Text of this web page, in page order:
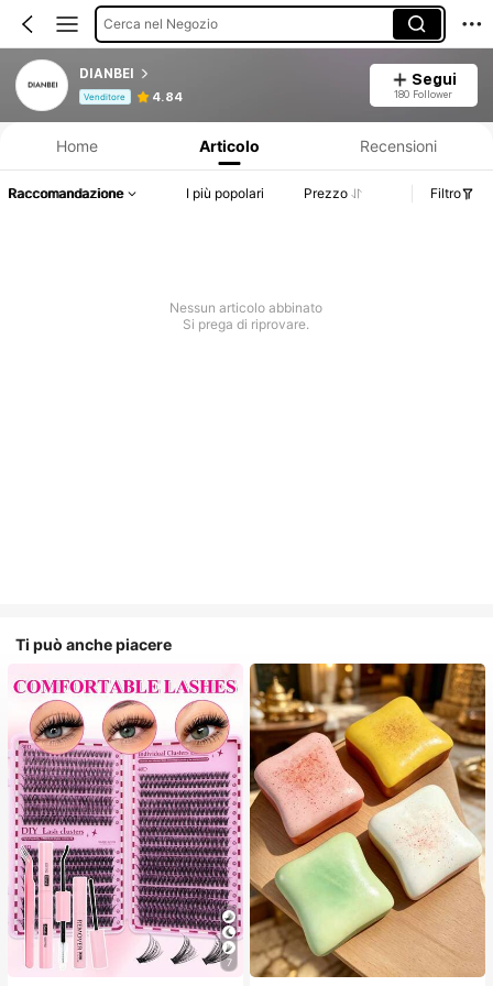
Cerca nel Negozio
DIANBEI
Venditore 4.84
Segui
180 Follower
Home Articolo Recensioni
Raccomandazione I più popolari Prezzo Filtro
Nessun articolo abbinato
Si prega di riprovare.
Ti può anche piacere
7